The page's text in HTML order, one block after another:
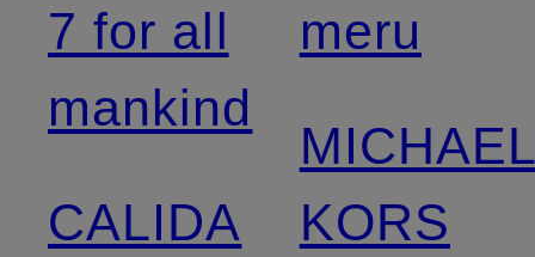
7 for all
mankind
CALIDA
meru
KORS